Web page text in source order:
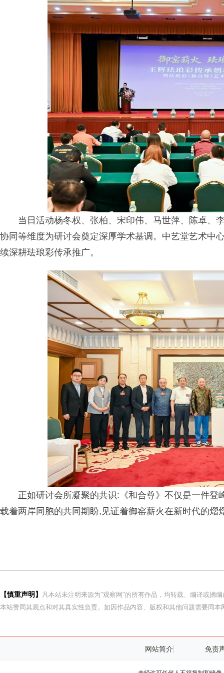
当日活动杨冬权、张柏、宋印伟、马世萍、陈卓、
协同等维度为研讨会奠定深厚学术基调。中艺堂艺术中
续深耕珐琅彩传承推广。
正如研讨会所凝聚的共识:《和合尊》不仅是一件
载着两岸同胞的共同期盼,见证着御窑薪火在新时代的熠
【慎重声明】
凡本站未注明来源为"观察网"的所有作品，均转载、编译或摘
本站赞同其观点和对其真实性负责。如因作品内容、版权和其他问题需要同本
网站简介 免责